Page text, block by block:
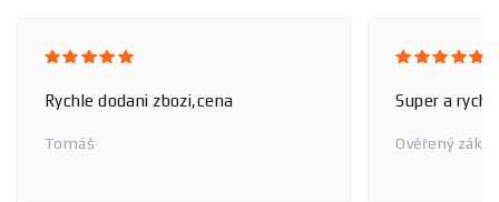
Rychle dodani zbozi,cena
Tomáš
Super a
Ověřený